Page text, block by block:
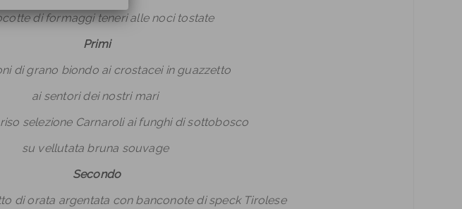
di formaggi teneri alle noci tostate
Primi
di grano biondo ai crostacei in guazzetto
ai sentori dei nostri mari
selezione Carnaroli ai funghi di sottobosco
su vellutata bruna souvage
Secondo
di orata argentata con banconote di speck Tirolese